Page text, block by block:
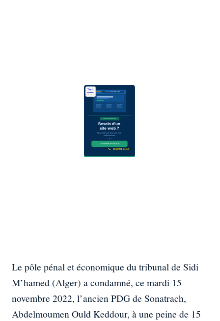
Le pôle pénal et économique du tribunal de Sidi
M’hamed (Alger) a condamné, ce mardi 15
novembre 2022, l’ancien PDG de Sonatrach,
Abdelmoumen Ould Keddour, à une peine de 15